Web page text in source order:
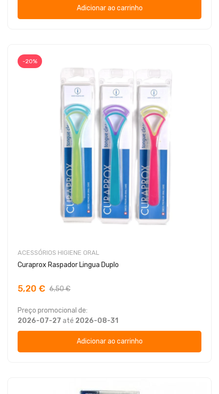
Adicionar ao carrinho
-20%
ACESSÓRIOS HIGIENE ORAL
Curaprox Raspador Lingua Duplo
5,20 € 6,50 €
Preço promocional de:
2026-07-27 até 2026-08-31
Adicionar ao carrinho